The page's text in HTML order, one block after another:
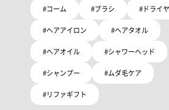
期間限定で対象商品のご購入でオリジナル
Because ReFa | 上質な美しさを、妥協しな
高機能ドライヤー Xモデルに宿る美学。上
いい髪めざす、大人たちへ。
髪がきれいって嬉しい。「でもヘアケアは
#コーム #ブラシ #ドライ
#ヘアアイロン #ヘアタオル
#ヘアオイル #シャワーヘッド
#シャンプー #ムダ毛ケア
#リファギフト